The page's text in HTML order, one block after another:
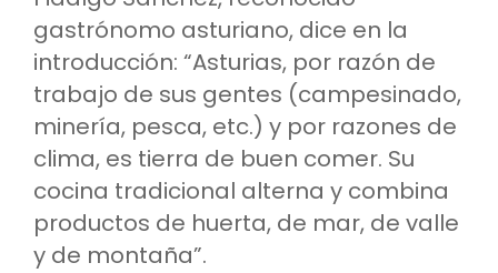
gastrónomo asturiano, dice en la
introducción: “Asturias, por razón de
trabajo de sus gentes (campesinado,
minería, pesca, etc.) y por razones de
clima, es tierra de buen comer. Su
cocina tradicional alterna y combina
productos de huerta, de mar, de valle
y de montaña”.